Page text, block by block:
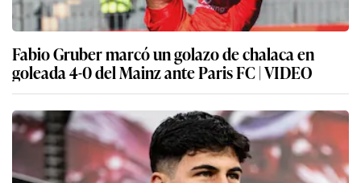
Fabio Gruber marcó un golazo de chalaca en
goleada 4-0 del Mainz ante Paris FC | VIDEO